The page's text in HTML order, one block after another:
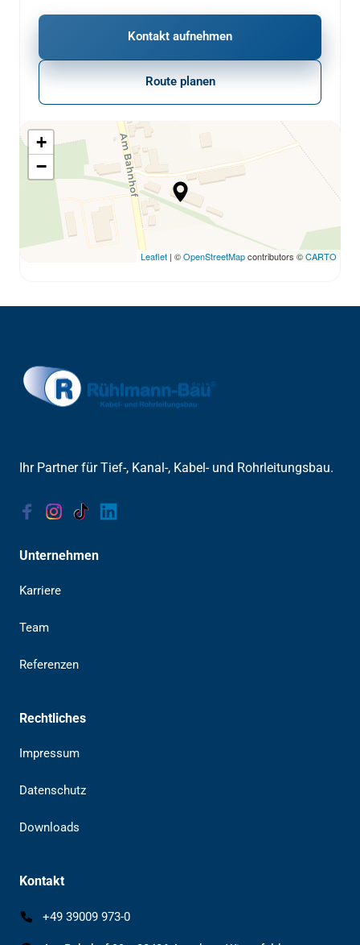
Kontakt aufnehmen
Route planen
+
−
Leaflet | ©OpenStreetMapcontributors ©CARTO
Ihr Partner für Tief-, Kanal-, Kabel- und Rohrleitungsbau.
Unternehmen
Karriere
Team
Referenzen
Rechtliches
Impressum
Datenschutz
Downloads
Kontakt
+49 39009 973-0